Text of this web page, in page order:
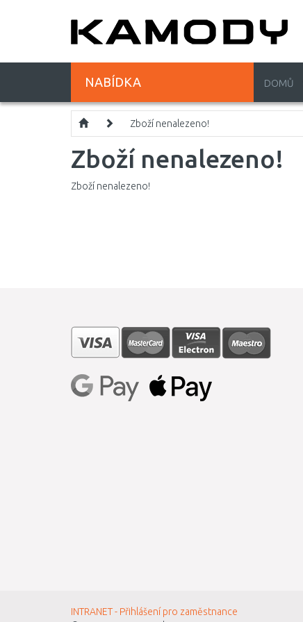
NABÍDKA DOMŮ
Zboží nenalezeno!
Zboží nenalezeno!
Zboží nenalezeno!
INTRANET - Přihlášení pro zaměstnance